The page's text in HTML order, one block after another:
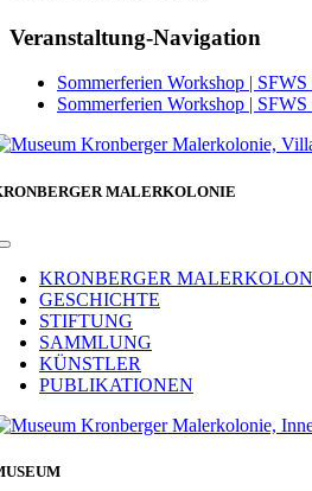
Facebook
Veranstaltung-Navigation
Sommerferien Workshop | SFWS
Sommerferien Workshop | SFWS
MALERKOLONIE
Toggle
NavigationKRONBERGER
GESCHICHTE
STIFTUNG
SAMMLUNG
KÜNSTLER
PUBLIKATIONEN